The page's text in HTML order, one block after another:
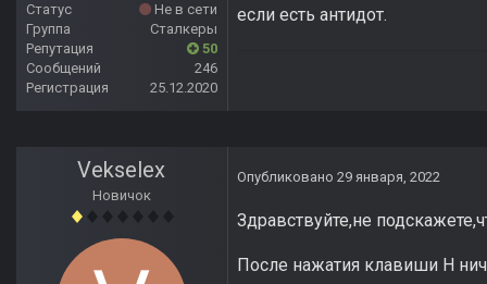
Статус
Не в сети
Группа
Сталкеры
Репутация
50
Сообщений
246
Регистрация
25.12.2020
если есть антидот.
Vekselex
Новичок
Опубликовано 29 января, 2022
Здравствуйте,не
После нажатия клавиши H